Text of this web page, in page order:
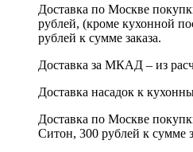
Доставка по Москве
рублей, (кроме кухонной
рублей к сумме заказа.
Доставка за МКАД – из
Доставка насадок к
Доставка по Москве
Ситон, 300 рублей к сумме